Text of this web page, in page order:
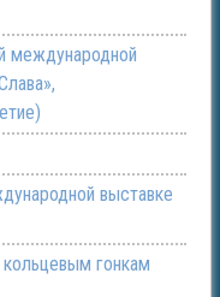
международной
выставке
гонкам